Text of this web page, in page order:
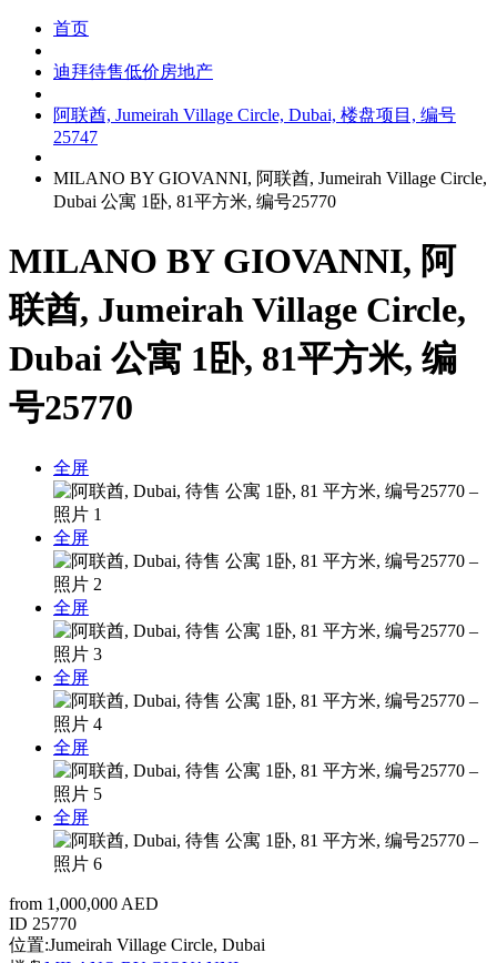
首页
迪拜待售低价房地产
阿联酋, Jumeirah Village Circle, Dubai, 楼盘项目, 编号
25747
MILANO BY GIOVANNI, 阿联酋, Jumeirah Village Circle,
Dubai 公寓 1卧, 81平方米, 编号25770
MILANO BY GIOVANNI, 阿
联酋, Jumeirah Village Circle,
Dubai 公寓 1卧, 81平方米, 编
号25770
全屏
全屏
全屏
全屏
全屏
全屏
from 1,000,000 AED
ID 25770
位置:Jumeirah Village Circle, Dubai